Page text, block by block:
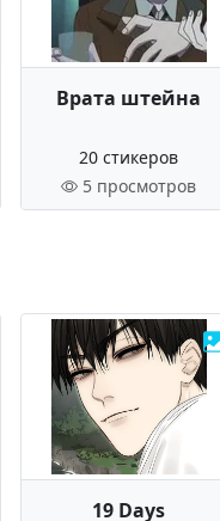
Врата штейна
20 стикеров
5 просмотров
19 Days